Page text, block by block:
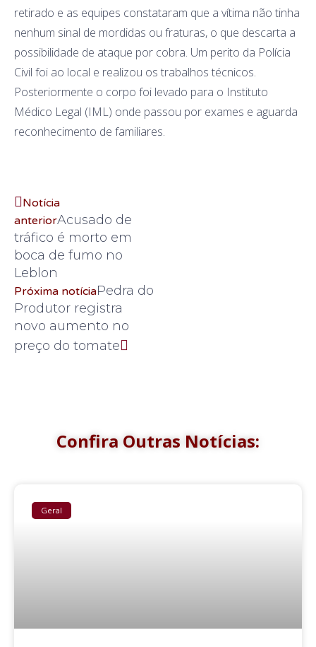
retirado e as equipes constataram que a vítima não tinha
nenhum sinal de mordidas ou fraturas, o que descarta a
possibilidade de ataque por cobra. Um perito da Polícia
Civil foi ao local e realizou os trabalhos técnicos.
Posteriormente o corpo foi levado para o Instituto
Médico Legal (IML) onde passou por exames e aguarda
reconhecimento de familiares.
Notícia
anteriorAcusado de
tráfico é morto em
boca de fumo no
Leblon
Próxima notíciaPedra do
Produtor registra
novo aumento no
preço do tomate
Confira Outras Notícias:
Geral